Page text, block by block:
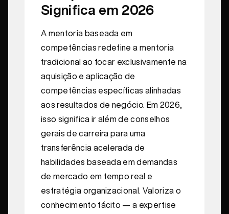
Significa em 2026
A mentoria baseada em
competências redefine a mentoria
tradicional ao focar exclusivamente na
aquisição e aplicação de
competências específicas alinhadas
aos resultados de negócio. Em 2026,
isso significa ir além de conselhos
gerais de carreira para uma
transferência acelerada de
habilidades baseada em demandas
de mercado em tempo real e
estratégia organizacional. Valoriza o
conhecimento tácito — a expertise